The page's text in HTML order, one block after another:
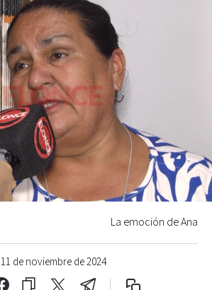
11 de noviembre de 2024
La emoción de Ana